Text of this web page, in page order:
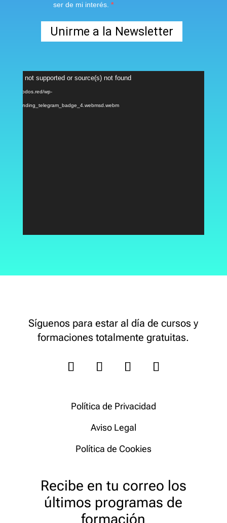
ser de mi interés.
Unirme a la Newsletter
Reproductor
de
vídeo
not supported or source(s) not found
https://nodos.red/wp-
04/landing_telegram_badge_4.webmsd.webm
Síguenos para estar al día de cursos y
formaciones totalmente gratuitas.
Política de Privacidad
Aviso Legal
Política de Cookies
Recibe en tu correo los
últimos programas de
formación